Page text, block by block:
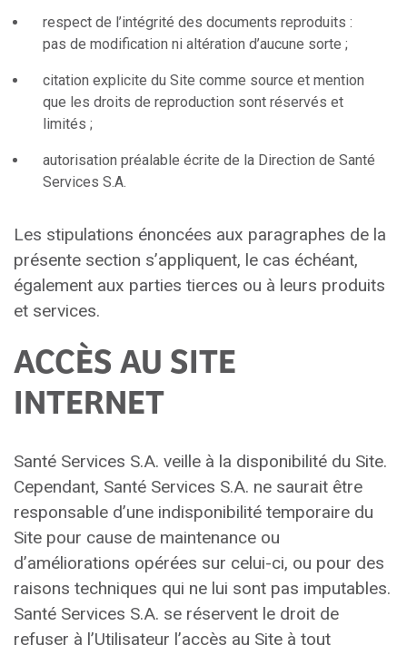
respect de l’intégrité des documents reproduits :
pas de modification ni altération d’aucune sorte ;
citation explicite du Site comme source et mention
que les droits de reproduction sont réservés et
limités ;
autorisation préalable écrite de la Direction de Santé
Services S.A.
Les stipulations énoncées aux paragraphes de la
présente section s’appliquent, le cas échéant,
également aux parties tierces ou à leurs produits
et services.
ACCÈS AU SITE
INTERNET
Santé Services S.A. veille à la disponibilité du Site.
Cependant, Santé Services S.A. ne saurait être
responsable d’une indisponibilité temporaire du
Site pour cause de maintenance ou
d’améliorations opérées sur celui-ci, ou pour des
raisons techniques qui ne lui sont pas imputables.
Santé Services S.A. se réservent le droit de
refuser à l’Utilisateur l’accès au Site à tout